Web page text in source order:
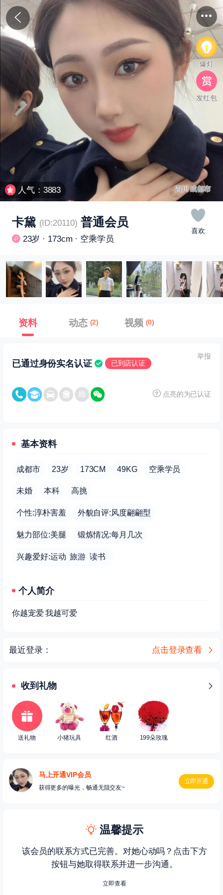
人气：3883 四川 成都市
卡黛 (ID:20110) 普通会员
23岁 · 173cm · 空乘学员
喜欢
资料 动态 (2) 视频 (0)
已通过身份实名认证
举报
已到店认证
点亮的为已认证
基本资料
成都市 23岁 173CM 49KG 空乘学员
未婚 本科 高挑
个性:淳朴害羞 外貌自评:风度翩翩型
魅力部位:美腿 锻炼情况:每月几次
兴趣爱好:运动 旅游 读书
个人简介
你越宠爱 我越可爱
最近登录： 点击登录查看
收到礼物
送礼物 小猪玩具 红酒 199朵玫瑰
马上开通VIP会员
获得更多的曝光，畅通无阻交友~
立即开通
温馨提示
该会员的联系方式已完善。对她心动吗？点击下方
按钮与她取得联系并进一步沟通。
立即查看
爆灯
发红包